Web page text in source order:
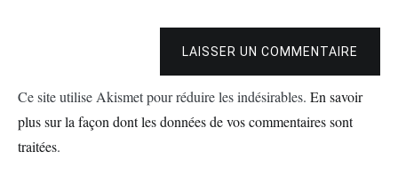
LAISSER UN COMMENTAIRE
Ce site utilise Akismet pour réduire les indésirables. En savoir
plus sur la façon dont les données de vos commentaires sont
traitées.